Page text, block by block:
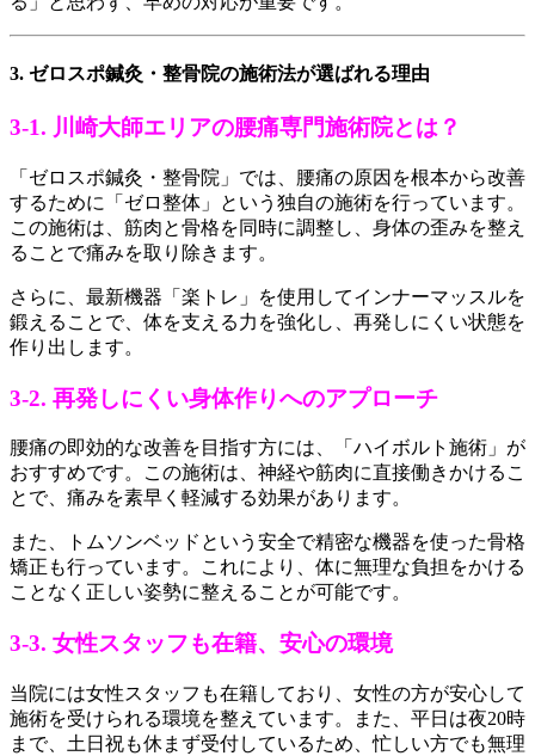
3. ゼロスポ鍼灸・整骨院の施術法が選ばれる理由
3-1. 川崎大師エリアの腰痛専門施術院とは？
「ゼロスポ鍼灸・整骨院」では、腰痛の原因を根本から改善
するために「ゼロ整体」という独自の施術を行っています。
この施術は、筋肉と骨格を同時に調整し、身体の歪みを整え
ることで痛みを取り除きます。
さらに、最新機器「楽トレ」を使用してインナーマッスルを
鍛えることで、体を支える力を強化し、再発しにくい状態を
作り出します。
3-2. 再発しにくい身体作りへのアプローチ
腰痛の即効的な改善を目指す方には、「ハイボルト施術」が
おすすめです。この施術は、神経や筋肉に直接働きかけるこ
とで、痛みを素早く軽減する効果があります。
また、トムソンベッドという安全で精密な機器を使った骨格
矯正も行っています。これにより、体に無理な負担をかける
ことなく正しい姿勢に整えることが可能です。
3-3. 女性スタッフも在籍、安心の環境
当院には女性スタッフも在籍しており、女性の方が安心して
施術を受けられる環境を整えています。また、平日は夜20時
まで、土日祝も休まず受付しているため、忙しい方でも無理